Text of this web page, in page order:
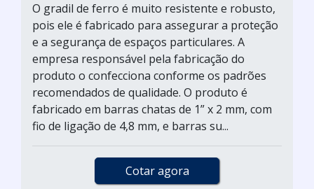
O gradil de ferro é muito resistente e robusto,
pois ele é fabricado para assegurar a proteção
e a segurança de espaços particulares. A
empresa responsável pela fabricação do
produto o confecciona conforme os padrões
recomendados de qualidade. O produto é
fabricado em barras chatas de 1” x 2 mm, com
fio de ligação de 4,8 mm, e barras su...
Cotar agora